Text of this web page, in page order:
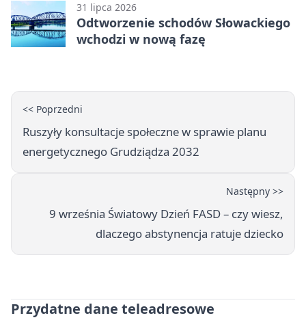
31 lipca 2026
Odtworzenie schodów Słowackiego
wchodzi w nową fazę
<< Poprzedni
Ruszyły konsultacje społeczne w sprawie planu
energetycznego Grudziądza 2032
Następny >>
9 września Światowy Dzień FASD – czy wiesz,
dlaczego abstynencja ratuje dziecko
Przydatne dane teleadresowe